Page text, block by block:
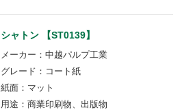
シャトン 【ST0139】
メーカー：中越パルプ工業
グレード：コート紙
紙面：マット
用途：商業印刷物、出版物